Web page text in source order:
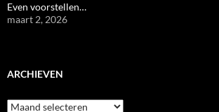
Even voorstellen…
maart 2, 2026
ARCHIEVEN
Archieven